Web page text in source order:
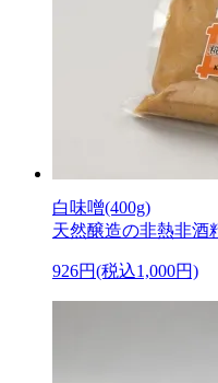
白味噌(400g)
天然醸造の非熱非酒
926円(税込1,000円)